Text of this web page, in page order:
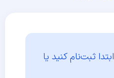
ثبت‌نام کنید یا